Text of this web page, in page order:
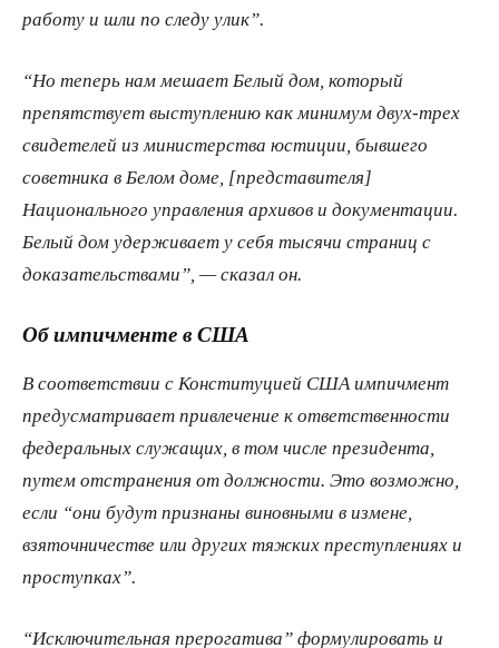
работу и шли по следу улик”.
“Но теперь нам мешает Белый дом, который
препятствует выступлению как минимум двух-трех
свидетелей из министерства юстиции, бывшего
советника в Белом доме, [представителя]
Национального управления архивов и документации.
Белый дом удерживает у себя тысячи страниц с
доказательствами”, — сказал он.
Об импичменте в США
В соответствии с Конституцией США импичмент
предусматривает привлечение к ответственности
федеральных служащих, в том числе президента,
путем отстранения от должности. Это возможно,
если “они будут признаны виновными в измене,
взяточничестве или других тяжких преступлениях и
проступках”.
“Исключительная прерогатива” формулировать и